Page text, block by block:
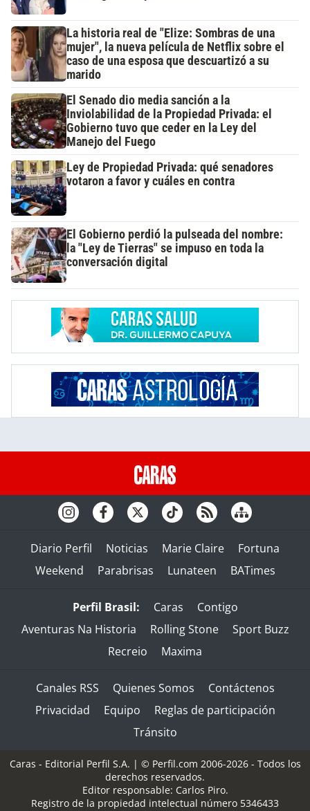
La historia real de "Elize: Sombras de una
mujer", la nueva película de Netflix sobre el
caso de una esposa que descuartizó a su
marido
El Senado dio media sanción a la
Inviolabilidad de la Propiedad Privada: el
Gobierno tuvo que ceder en la Ley del
Manejo del Fuego
Ley de Propiedad Privada: qué senadores
votaron a favor y cuáles en contra
El Gobierno perdió la pulseada del nombre:
la "Ley de Tierras" se impuso en toda la
conversación digital
Diario Perfil Noticias Marie Claire
Fortuna
Weekend
Parabrisas Lunateen BATimes
Perfil Brasil: Caras
Contigo
Aventuras Na Historia
Rolling Stone
Sport Buzz
Recreio
Maxima
Canales RSS Quienes Somos
Contáctenos
Privacidad
Equipo
Reglas de participación
Tránsito
Caras - Editorial Perfil S.A. | © Perfil.com 2006-2026 - Todos los
derechos reservados.
Editor responsable: Carlos Piro.
Registro de la propiedad intelectual número 5346433